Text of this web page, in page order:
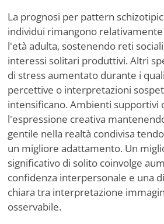
La prognosi per pattern
individui rimangono
l'età adulta, sostenendo reti
interessi solitari produttivi. Altri
di stress aumentato durante i
percettive o interpretazioni
intensificano. Ambienti supportivi
l'espressione creativa
gentile nella realtà condivisa
un migliore adattamento. Un
significativo di solito coinvolge
confidenza interpersonale e una
chiara tra interpretazione
osservabile.